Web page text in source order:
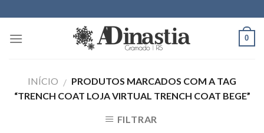
to
content
0
INÍCIO / PRODUTOS MARCADOS COM A TAG
“TRENCH COAT LOJA VIRTUAL TRENCH COAT BEGE”
FILTRAR